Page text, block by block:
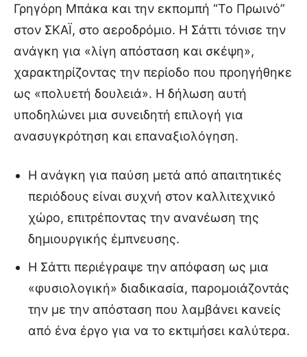
Γρηγόρη Μπάκα και την εκπομπή “Το Πρωινό”
στον ΣΚΑΪ, στο αεροδρόμιο. Η Σάττι τόνισε την
ανάγκη για «λίγη απόσταση και σκέψη»,
χαρακτηρίζοντας την περίοδο που προηγήθηκε
ως «πολυετή δουλειά». Η δήλωση αυτή
υποδηλώνει μια συνειδητή επιλογή για
ανασυγκρότηση και επαναξιολόγηση.
Η ανάγκη για παύση μετά από απαιτητικές
περιόδους είναι συχνή στον καλλιτεχνικό
χώρο, επιτρέποντας την ανανέωση της
δημιουργικής έμπνευσης.
Η Σάττι περιέγραψε την απόφαση ως μια
«φυσιολογική» διαδικασία, παρομοιάζοντάς
την με την απόσταση που λαμβάνει κανείς
από ένα έργο για να το εκτιμήσει καλύτερα.